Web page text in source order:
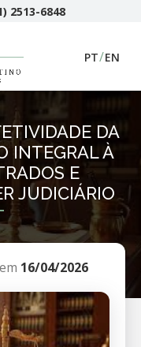
2513-6848
PT EN
DA
INTEGRAL À
E
JUDICIÁRIO
em 16/04/2026